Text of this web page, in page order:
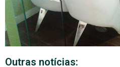
Outras notícias: